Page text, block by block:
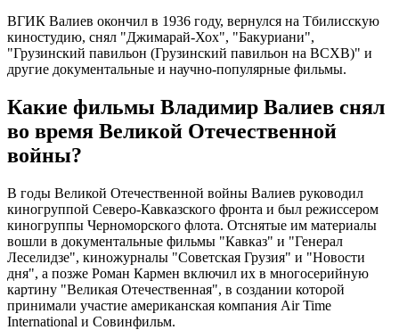
ВГИК Валиев окончил в 1936 году, вернулся на Тбилисскую
киностудию, снял "Джимарай-Хох", "Бакуриани",
"Грузинский павильон (Грузинский павильон на ВСХВ)" и
другие документальные и научно-популярные фильмы.
Какие фильмы Владимир Валиев снял
во время Великой Отечественной
войны?
В годы Великой Отечественной войны Валиев руководил
киногруппой Северо-Кавказского фронта и был режиссером
киногруппы Черноморского флота. Отснятые им материалы
вошли в документальные фильмы "Кавказ" и "Генерал
Леселидзе", киножурналы "Советская Грузия" и "Новости
дня", а позже Роман Кармен включил их в многосерийную
картину "Великая Отечественная", в создании которой
принимали участие американская компания Air Time
International и Совинфильм.